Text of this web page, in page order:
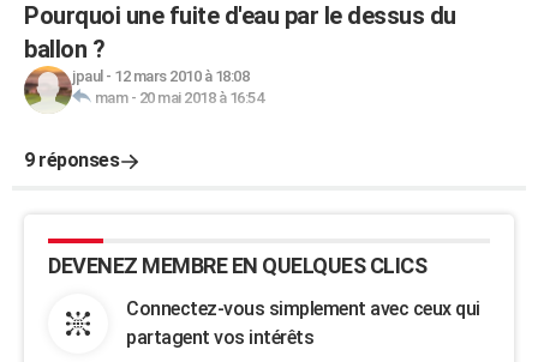
Pourquoi une fuite d'eau par le dessus du
ballon ?
jpaul - 12 mars 2010 à 18:08
mam- 20 mai 2018 à 16:54
9 réponses
DEVENEZ MEMBRE EN QUELQUES CLICS
Connectez-vous simplement avec ceux qui
partagent vos intérêts